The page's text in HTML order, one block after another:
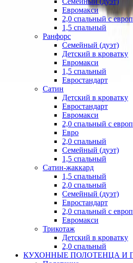
Евромакси
2,0 спальный с
1,5 спальный
Ранфорс
Семейный (дуэт)
Детский в кроватку
Евромакси
1,5 спальный
Евростандарт
Сатин
Детский в кроватку
Евростандарт
Евромакси
2,0 спальный с
Евро
2,0 спальный
Семейный (дуэт)
1,5 спальный
Сатин-жаккард
1,5 спальный
2,0 спальный
Семейный (дуэт)
Евростандарт
2,0 спальный с
Евромакси
Трикотаж
Детский в кроватку
2,0 спальный
КУХОННЫЕ ПОЛОТЕНЦА И